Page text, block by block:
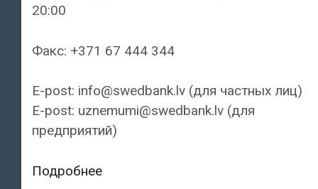
20:00
Факс: +371 67 444 344
E-post: info@swedbank.lv (для частных лиц)
E-post: uznemumi@swedbank.lv (для
предприятий)
ПодробнееSwedbank